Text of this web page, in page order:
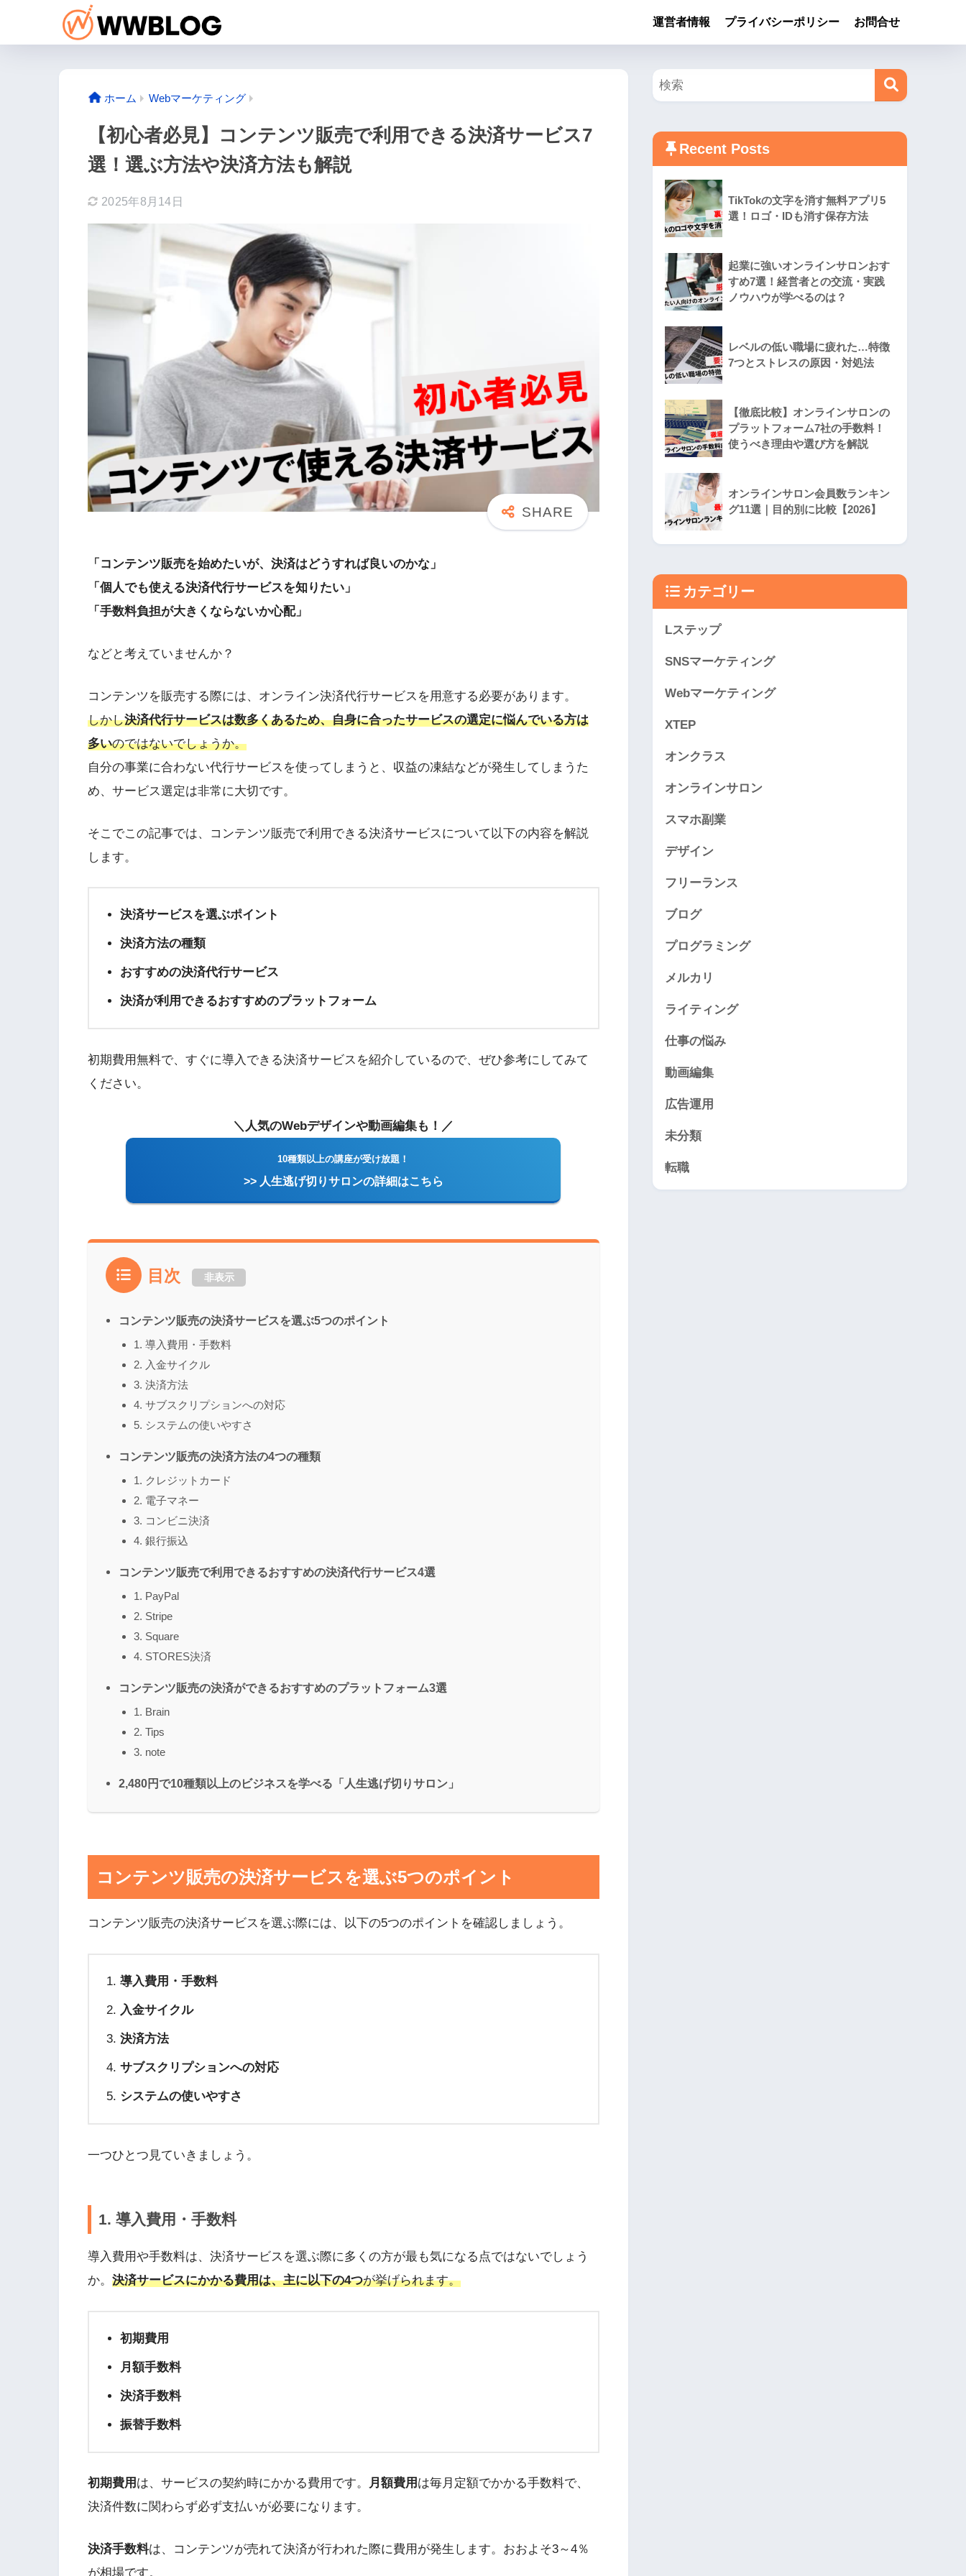
運営者情報 プライバシーポリシー お問合せ
ホーム Webマーケティング
【初心者必見】コンテンツ販売で利用できる決済サービス7
選！選ぶ方法や決済方法も解説
2025年8月14日
「コンテンツ販売を始めたいが、決済はどうすれば良いのかな」
「個人でも使える決済代行サービスを知りたい」
「手数料負担が大きくならないか心配」
などと考えていませんか？
コンテンツを販売する際には、オンライン決済代行サービスを用意する必要があります。
しかし決済代行サービスは数多くあるため、自身に合ったサービスの選定に悩んでいる方は
多いのではないでしょうか。
自分の事業に合わない代行サービスを使ってしまうと、収益の凍結などが発生してしまうた
め、サービス選定は非常に大切です。
そこでこの記事では、コンテンツ販売で利用できる決済サービスについて以下の内容を解説
します。
決済サービスを選ぶポイント
決済方法の種類
おすすめの決済代行サービス
決済が利用できるおすすめのプラットフォーム
初期費用無料で、すぐに導入できる決済サービスを紹介しているので、ぜひ参考にしてみて
ください。
＼人気のWebデザインや動画編集も！／
10種類以上の講座が受け放題！
>> 人生逃げ切りサロンの詳細はこちら
目次 非表示
コンテンツ販売の決済サービスを選ぶ5つのポイント
1. 導入費用・手数料
2. 入金サイクル
3. 決済方法
4. サブスクリプションへの対応
5. システムの使いやすさ
コンテンツ販売の決済方法の4つの種類
1. クレジットカード
2. 電子マネー
3. コンビニ決済
4. 銀行振込
コンテンツ販売で利用できるおすすめの決済代行サービス4選
1. PayPal
2. Stripe
3. Square
4. STORES決済
コンテンツ販売の決済ができるおすすめのプラットフォーム3選
1. Brain
2. Tips
3. note
2,480円で10種類以上のビジネスを学べる「人生逃げ切りサロン」
コンテンツ販売の決済サービスを選ぶ5つのポイント
コンテンツ販売の決済サービスを選ぶ際には、以下の5つのポイントを確認しましょう。
導入費用・手数料
入金サイクル
決済方法
サブスクリプションへの対応
システムの使いやすさ
一つひとつ見ていきましょう。
1. 導入費用・手数料
導入費用や手数料は、決済サービスを選ぶ際に多くの方が最も気になる点ではないでしょう
か。 決済サービスにかかる費用は、主に以下の4つが挙げられます。
初期費用
月額手数料
決済手数料
振替手数料
初期費用 は、サービスの契約時にかかる費用です。 月額費用 は毎月定額でかかる手数料で、
決済件数に関わらず必ず支払いが必要になります。
決済手数料は、コンテンツが売れて決済が行われた際に費用が発生します。おおよそ3～4％
が相場です。
Recent Posts
TikTokの文字を消す無料アプリ5
選！ロゴ・IDも消す保存方法
起業に強いオンラインサロンおす
すめ7選！経営者との交流・実践
ノウハウが学べるのは？
レベルの低い職場に疲れた…特徴
7つとストレスの原因・対処法
【徹底比較】オンラインサロンの
プラットフォーム7社の手数料！
使うべき理由や選び方を解説
オンラインサロン会員数ランキン
グ11選｜目的別に比較【2026】
カテゴリー
Lステップ
SNSマーケティング
Webマーケティング
XTEP
オンクラス
オンラインサロン
スマホ副業
デザイン
フリーランス
ブログ
プログラミング
メルカリ
ライティング
仕事の悩み
動画編集
広告運用
未分類
転職